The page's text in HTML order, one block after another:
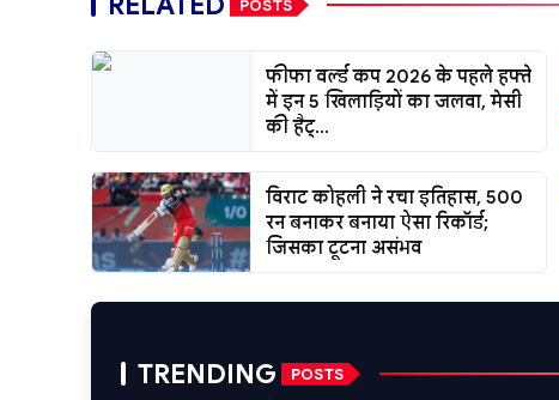
POSTS
फीफा वर्ल्ड कप 2026 के पहले हफ्ते
में इन 5 खिलाड़ियों का जलवा, मेसी
की हैट्...
विराट कोहली ने रचा इतिहास, 500
रन बनाकर बनाया ऐसा रिकॉर्ड;
जिसका टूटना असंभव
TRENDING POSTS